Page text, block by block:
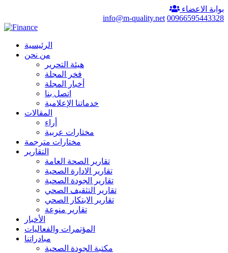
بوابة الاعضاء
00966595443328
info@m-quality.net
الرئيسية
من نحن
هيئة التحرير
فخر المجلة
أخبار المجلة
اتصل بنا
خدماتنا الإعلامية
المقالات
أراء
مختارات عربية
مختارات مترجمة
التقارير
تقارير الصحة العامة
تقارير الادارة الصحية
تقارير الجودة الصحية
تقارير التثقيف الصحي
تقارير الابتكار الصحي
تقارير منوعة
الأخبار
المؤتمرات والفعاليات
مبادراتنا
مكتبة الجودة الصحية